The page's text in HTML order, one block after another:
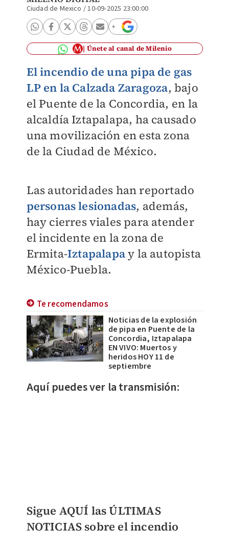
Ciudad de Mexico /10-09-2025 23:00:00
Únete al canal de Milenio
El incendio de una pipa de gas
LP en la Calzada Zaragoza, bajo
el Puente de la Concordia, en la
alcaldía Iztapalapa, ha causado
una movilización en esta zona
de la Ciudad de México.
Las autoridades han reportado
personas lesionadas, además,
hay cierres viales para atender
el incidente en la zona de
Ermita-Iztapalapay la autopista
México-Puebla.
Te recomendamos
Noticias de la explosión
de pipa en Puente de la
Concordia, Iztapalapa
EN VIVO: Muertos y
heridos HOY 11 de
septiembre
Aquí puedes ver la transmisión:
Sigue AQUÍ las ÚLTIMAS
NOTICIAS sobre el incendio